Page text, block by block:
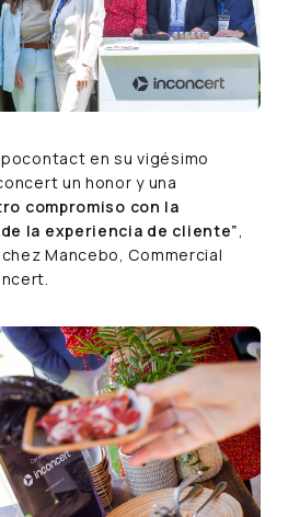
en su vigésimo
un honor y una
compromiso con la
la experiencia de cliente”,
Mancebo, Commercial